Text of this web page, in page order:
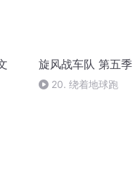
旋风战车队 第五季
20. 绕着地球跑